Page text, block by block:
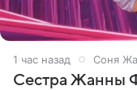
1 час назад Соня
Сестра Жанны